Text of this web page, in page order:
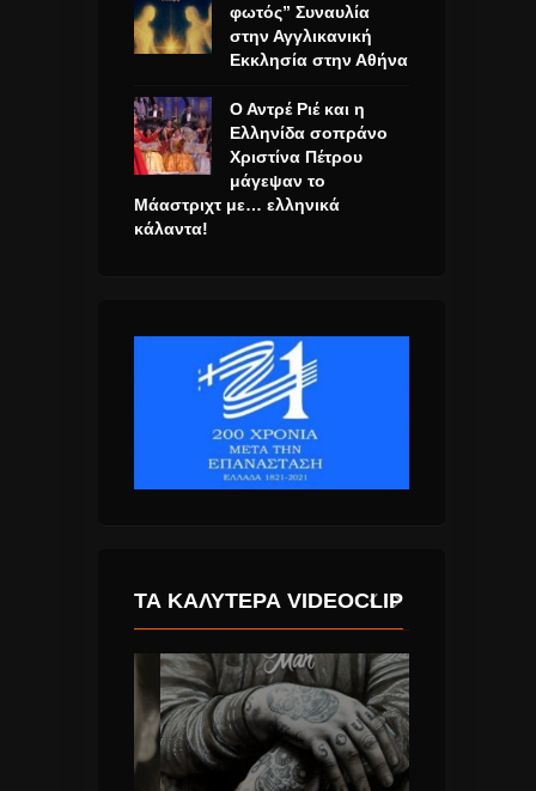
φωτός” Συναυλία
στην Αγγλικανική
Εκκλησία στην Αθήνα
Ο Αντρέ Ριέ και η
Ελληνίδα σοπράνο
Χριστίνα Πέτρου
μάγεψαν το
Μάαστριχτ με… ελληνικά
κάλαντα!
ΤΑ ΚΑΛΎΤΕΡΑ VIDEOCLIP